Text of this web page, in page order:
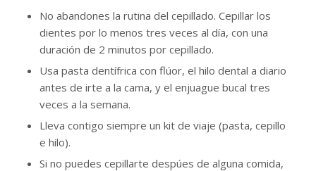
No abandones la rutina del cepillado. Cepillar los
dientes por lo menos tres veces al día, con una
duración de 2 minutos por cepillado.
Usa pasta dentífrica con flúor, el hilo dental a diario
antes de irte a la cama, y el enjuague bucal tres
veces a la semana.
Lleva contigo siempre un kit de viaje (pasta, cepillo
e hilo).
Si no puedes cepillarte despúes de alguna comida,